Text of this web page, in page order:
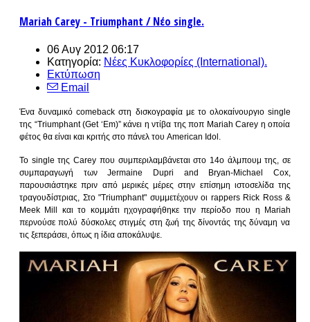
Mariah Carey - Triumphant / Νέο single.
06 Αυγ 2012 06:17
Κατηγορία: Νέες Κυκλοφορίες (International).
Εκτύπωση
Email
Ένα δυναμικόcomeback στη δισκογραφία με το ολοκαίνουργιο single
της “Triumphant (Get ‘Em)” κάνει η ντίβα της ποπ Mariah Carey η οποία
φέτος θα είναι και κριτής στο πάνελ του American Idol
Το single τηςCarey που συμπεριλαμβάνεται στο 14ο άλμπουμ της, σε
συμπαραγωγή τωνJermaine Dupri and Bryan-Michael Cox
παρουσιάστηκε πριν από μερικές μέρες στην επίσημη ιστοσελίδα της
τραγουδίστριας, Στο "Triumphant" συμμετέχουν οι rappers Rick Ross&
Meek Mill και το κομμάτι ηχογραφήθηκε την περίοδο που η Mariah
περνούσε πολύ δύσκολες στιγμές στη ζωή της δίνοντάς της δύναμη να
τις ξεπεράσει, όπως η ίδια αποκάλυψε